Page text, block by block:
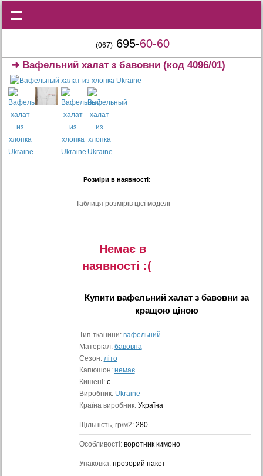
(067) 695-60-60
➜ Вафельний халат з бавовни (код 4096/01)
Розміри в наявності:
Таблиця розмiрiв цiєї моделi
Немає в
наявностi :(
Купити вафельний халат з бавовниза
кращою ціною
Тип тканини: вафельний
Матеріал: бавовна
Сезон: літо
Капюшон: немає
Кишені: є
Виробник: Ukraine
Країна виробник: Україна
Щільність, гр/м2: 280
Особливості: воротник кимоно
Упаковка: прозорий пакет